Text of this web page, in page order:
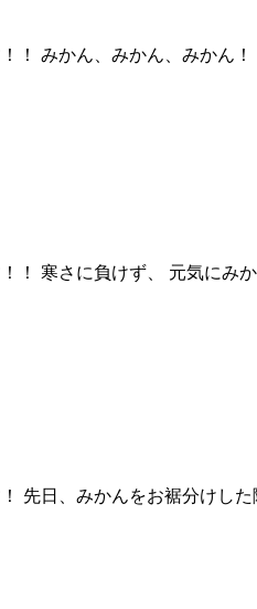
みかん、みかん、みかん
！ 寒さに負けず、 元気に
先日、みかんをお裾分けし